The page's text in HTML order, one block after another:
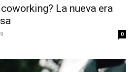
La nueva era
0